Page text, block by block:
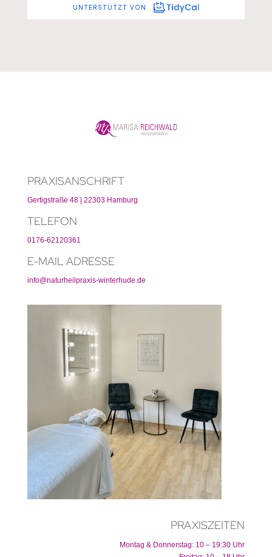
PRAXISANSCHRIFT
Gertigstraße 48 | 22303 Hamburg
TELEFON
0176-62120361
E-MAIL ADRESSE
info@naturheilpraxis-winterhude.de
PRAXISZEITEN
Montag & Donnerstag: 10 – 19:30 Uhr